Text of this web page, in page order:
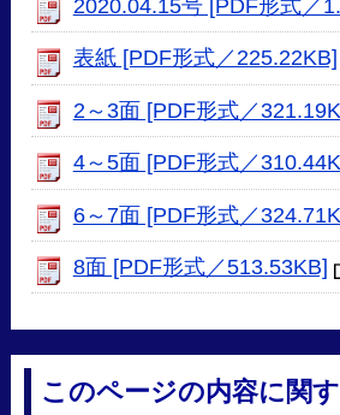
2020.04.15号 [PDF形式／
表紙 [PDF形式／225.22KB]
2～3面 [PDF形式／
4～5面 [PDF形式／
6～7面 [PDF形式／
8面 [PDF形式／513.53KB]
このページの内容に関